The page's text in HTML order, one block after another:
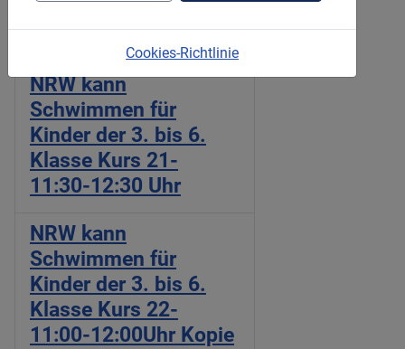
Cookies-Richtlinie
11:00-12:00 Uhr
NRW kann
Schwimmen für
Kinder der 3. bis 6.
Klasse Kurs 21-
11:30-12:30 Uhr
NRW kann
Schwimmen für
Kinder der 3. bis 6.
Klasse Kurs 22-
11:00-12:00Uhr Kopie